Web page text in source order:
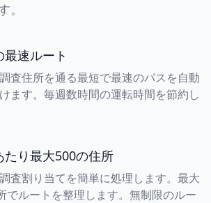
。
速ルート
査住所を通る最短で最速のパスを自動
ます。毎週数時間の運転時間を節約し
たり最大500の住所
査割り当てを簡単に処理します。最大
でルートを整理します。無制限のルー